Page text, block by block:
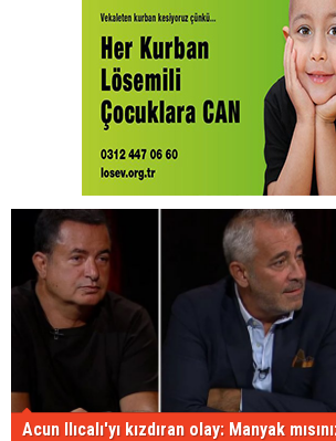
Acun Ilıcalı'yı kızdıran olay: Manyak